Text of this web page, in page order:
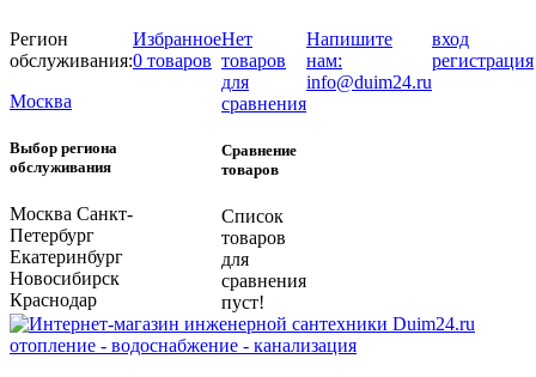
Регион
обслуживания:
Москва
Выбор региона
обслуживания
Москва Санкт-
Петербург
Екатеринбург
Новосибирск
Краснодар
Избранное
0 товаров
Нет
товаров
для
сравнения
Сравнение
товаров
Список
товаров
для
сравнения
пуст!
Напишите
нам:
info@duim24.ru
вход
регистрация
отопление - водоснабжение - канализация